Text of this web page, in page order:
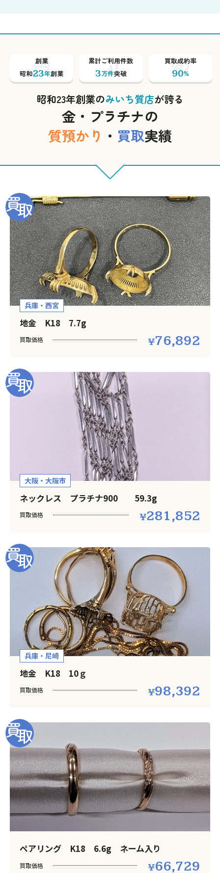
創業
昭和23年創業
累計ご利用件数
3万件突破
買取成約率
90%
昭和23年創業のみいち質店が誇る
金・プラチナの
質預かり ・ 買取実績
兵庫・西宮
地金 K18 7.7g
買取価格 76,892
大阪・大阪市
ネックレス プラチナ900 59.3g
買取価格 281,852
兵庫・尼崎
地金 K18 10ｇ
買取価格 98,392
ペアリング K18 6.6g ネーム入り
買取価格 66,729